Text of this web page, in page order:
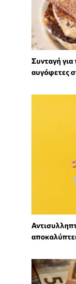
Συνταγή για
αυγόφετες